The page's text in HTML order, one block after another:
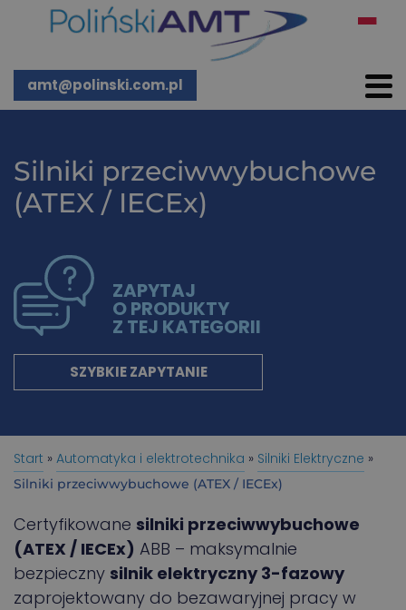
amt@polinski.com.pl
Silniki przeciwwybuchowe
(ATEX / IECEx)
ZAPYTAJ
O PRODUKTY
Z TEJ KATEGORII
SZYBKIE ZAPYTANIE
Start » Automatyka i elektrotechnika » Silniki Elektryczne »
Silniki przeciwwybuchowe (ATEX / IECEx)
Certyfikowane silniki przeciwwybuchowe
(ATEX / IECEx) ABB – maksymalnie
bezpieczny silnik elektryczny 3-fazowy
zaprojektowany do bezawaryjnej pracy w